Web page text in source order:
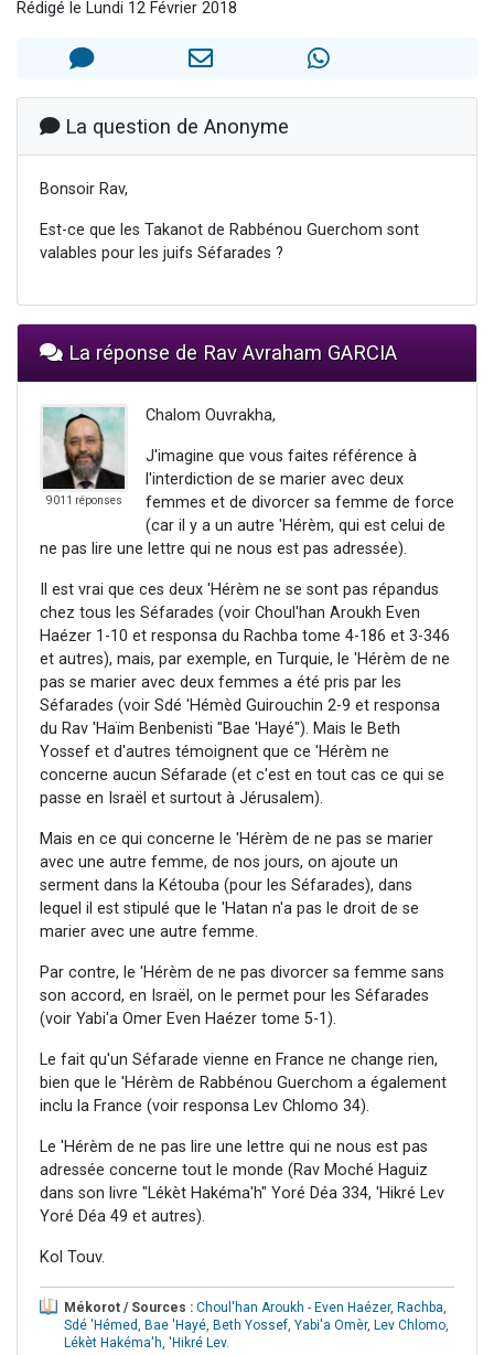
3 personnes viennent de faire un don pour Diane, 80 ans, dans un appartement insalubre
5 personnes viennent de faire un don pour Reloger Rivka, 6 enfants, victime de violences...
Rédigé le Lundi 12 Février 2018
La question de Anonyme
Bonsoir Rav,
Est-ce que les Takanot de Rabbénou Guerchom sont
valables pour les juifs Séfarades ?
La réponse de Rav Avraham GARCIA
9011 réponses
Chalom Ouvrakha,
J'imagine que vous faites référence à
l'interdiction de se marier avec deux
femmes et de divorcer sa femme de force
(car il y a un autre 'Hérèm, qui est celui de
ne pas lire une lettre qui ne nous est pas adressée).
Il est vrai que ces deux 'Hérèm ne se sont pas répandus
chez tous les Séfarades (voir Choul'han Aroukh Even
Haézer 1-10 et responsa du Rachba tome 4-186 et 3-346
et autres), mais, par exemple, en Turquie, le 'Hérèm de ne
pas se marier avec deux femmes a été pris par les
Séfarades (voir Sdé 'Hémèd Guirouchin 2-9 et responsa
du Rav 'Haïm Benbenisti "Bae 'Hayé"). Mais le Beth
Yossef et d'autres témoignent que ce 'Hérèm ne
concerne aucun Séfarade (et c'est en tout cas ce qui se
passe en Israël et surtout à Jérusalem).
Mais en ce qui concerne le 'Hérèm de ne pas se marier
avec une autre femme, de nos jours, on ajoute un
serment dans la Kétouba (pour les Séfarades), dans
lequel il est stipulé que le 'Hatan n'a pas le droit de se
marier avec une autre femme.
Par contre, le 'Hérèm de ne pas divorcer sa femme sans
son accord, en Israël, on le permet pour les Séfarades
(voir Yabi'a Omer Even Haézer tome 5-1).
Le fait qu'un Séfarade vienne en France ne change rien,
bien que le 'Hérèm de Rabbénou Guerchom a également
inclu la France (voir responsa Lev Chlomo 34).
Le 'Hérèm de ne pas lire une lettre qui ne nous est pas
adressée concerne tout le monde (Rav Moché Haguiz
dans son livre "Lékèt Hakéma'h" Yoré Déa 334, 'Hikré Lev
Yoré Déa 49 et autres).
Kol Touv.
Mékorot / Sources : Choul'han Aroukh - Even Haézer, Rachba,
Sdé 'Hémed, Bae 'Hayé, Beth Yossef, Yabi'a Omèr, Lev Chlomo,
Lékèt Hakéma'h, 'Hikré Lev.